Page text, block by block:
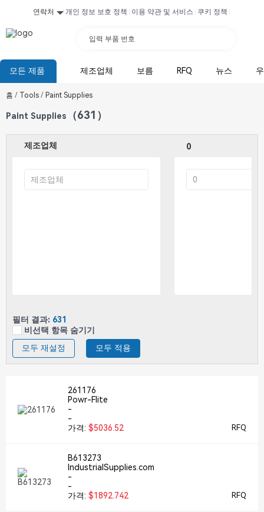
연락처 개인 정보 보호 정책 이용 약관 및 서비스 쿠키 정책
입력 부품 번호
모든 제품 제조업체 보름 RFQ 뉴스
홈 / Tools / Paint Supplies
Paint Supplies （631）
제조업체 0
필터 결과: 631
비선택 항목 숨기기
모두 재설정
모두 적용
261176
Powr-Flite
-
-
가격: $5036.52 RFQ
B613273
IndustrialSupplies.com
-
-
가격: $1892.742 RFQ